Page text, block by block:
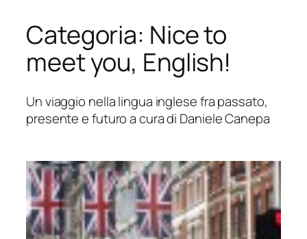
contenuto
Categoria: Nice to
meet you, English!
Un viaggio nella lingua inglese fra passato,
presente e futuro a cura di Daniele Canepa